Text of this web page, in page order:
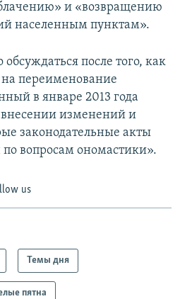
и «возвращению
населенным пунктам».
после того, как
переименование
в январе 2013 года
изменений и
законодательные акты
по вопросам ономастики».
us
Темы дня
пятна